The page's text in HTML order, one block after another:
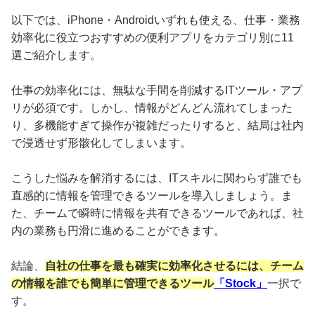
以下では、iPhone・Androidいずれも使える、仕事・業務
効率化に役立つおすすめの便利アプリをカテゴリ別に11
選ご紹介します。
仕事の効率化には、無駄な手間を削減するITツール・アプ
リが必須です。しかし、情報がどんどん流れてしまった
り、多機能すぎて操作が複雑だったりすると、結局は社内
で浸透せず形骸化してしまいます。
こうした悩みを解消するには、ITスキルに関わらず誰でも
直感的に情報を管理できるツールを導入しましょう。ま
た、チームで瞬時に情報を共有できるツールであれば、社
内の業務も円滑に進めることができます。
結論、
自社の仕事を最も確実に効率化させるには、チーム
の情報を誰でも簡単に管理できるツール「Stock」 一択で
す。